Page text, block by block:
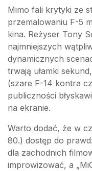
Mimo fali krytyki ze
przemalowaniu F-5
kina. Reżyser Tony
najmniejszych
dynamicznych
trwają ułamki
(szare F-14 kontra
publiczności
na ekranie.
Warto dodać, że w
80.) dostęp do
dla zachodnich
improwizować, a